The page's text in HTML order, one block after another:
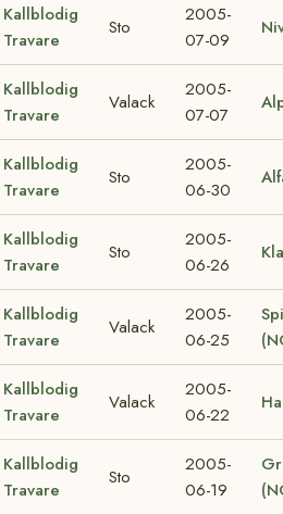
Kallblodig
Travare
Sto
2005-
07-09
Kallblodig
Travare
Valack
2005-
07-07
Kallblodig
Travare
Sto
2005-
06-30
Kallblodig
Travare
Sto
2005-
06-26
Kallblodig
Travare
Valack
2005-
06-25
Kallblodig
Travare
Valack
2005-
06-22
Kallblodig
Travare
Sto
2005-
06-19